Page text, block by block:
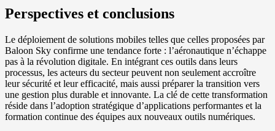
Perspectives et conclusions
Le déploiement de solutions mobiles telles que celles proposées par
Baloon Sky confirme une tendance forte : l’aéronautique n’échappe
pas à la révolution digitale. En intégrant ces outils dans leurs
processus, les acteurs du secteur peuvent non seulement accroître
leur sécurité et leur efficacité, mais aussi préparer la transition vers
une gestion plus durable et innovante. La clé de cette transformation
réside dans l’adoption stratégique d’applications performantes et la
formation continue des équipes aux nouveaux outils numériques.